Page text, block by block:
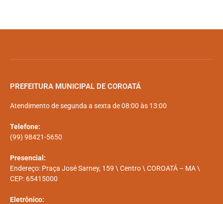
PREFEITURA MUNICIPAL DE COROATÁ
Atendimento de segunda a sexta de 08:00 às 13:00
Telefone:
(99) 98421-5650
Presencial:
Endereço: Praça José Sarney, 159 \ Centro \ COROATÁ – MA \
CEP: 65415000
Eletrônico: